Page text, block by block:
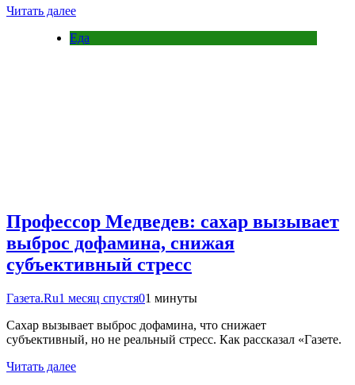
Читать далее
Еда
Профессор Медведев: сахар вызывает
выброс дофамина, снижая
субъективный стресс
Газета.Ru1 месяц спустя01 минуты
Сахар вызывает выброс дофамина, что снижает
субъективный, но не реальный стресс. Как рассказал «Газете.
Читать далее